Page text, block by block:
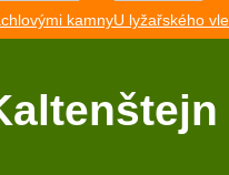
kamnyU lyžařského